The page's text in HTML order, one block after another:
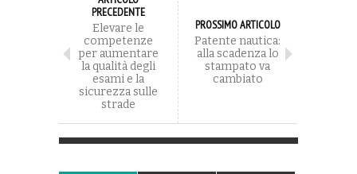
PRECEDENTE
Elevare le
competenze
per aumentare
la qualità degli
esami e la
sicurezza sulle
strade
PROSSIMO ARTICOLO
Patente nautica:
alla scadenza lo
stampato va
cambiato